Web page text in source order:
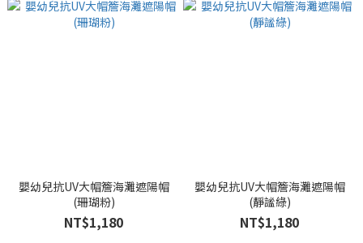
嬰幼兒抗UV大帽簷海灘遮陽帽
(珊瑚粉)
NT$1,180
嬰幼兒抗UV大帽簷海灘遮陽帽
(靜謐綠)
NT$1,180